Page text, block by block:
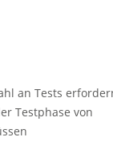
an Tests
Testphase von